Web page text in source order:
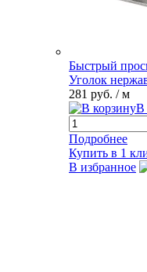
Быстрый
Уголок
281 руб. / м
В
Подробнее
Купить в 1
В избранное